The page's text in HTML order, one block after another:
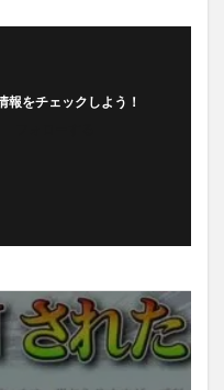
報をチェックしよう！